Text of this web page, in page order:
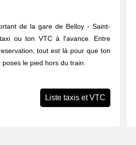
de la gare de Belloy - Saint-
ou ton VTC à l'avance. Entre
tout est là pour que ton
le pied hors du train.
Liste taxis et VTC